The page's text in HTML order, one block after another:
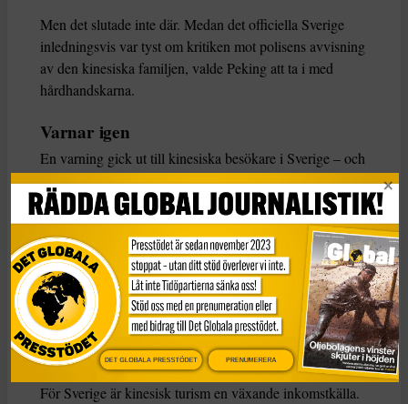
Men det slutade inte där. Medan det officiella Sverige
inledningsvis var tyst om kritiken mot polisens avvisning
av den kinesiska familjen, valde Peking att ta i med
hårdhandskarna.
Varnar igen
En varning gick ut till kinesiska besökare i Sverige – och
den har nu lite drygt tre månader senare förnyats, skriver
South China Morning Post
Enligtkinesiska ambassadeni Stockholm, som varnar för
säkerhetssituationen i Sverige, ska det ha inträffat flera
incidenter rörande stölder och rån som involverat runt 40
kinesiska turister sedan september månad.
Resevarningen gäller fram till den 22 mars 2019, skriver
ambassaden på sinwebbplats.
För Sverige är kinesisk turism en växande inkomstkälla.
DET GLOBALA PRESSTÖDET PRENUMERERA